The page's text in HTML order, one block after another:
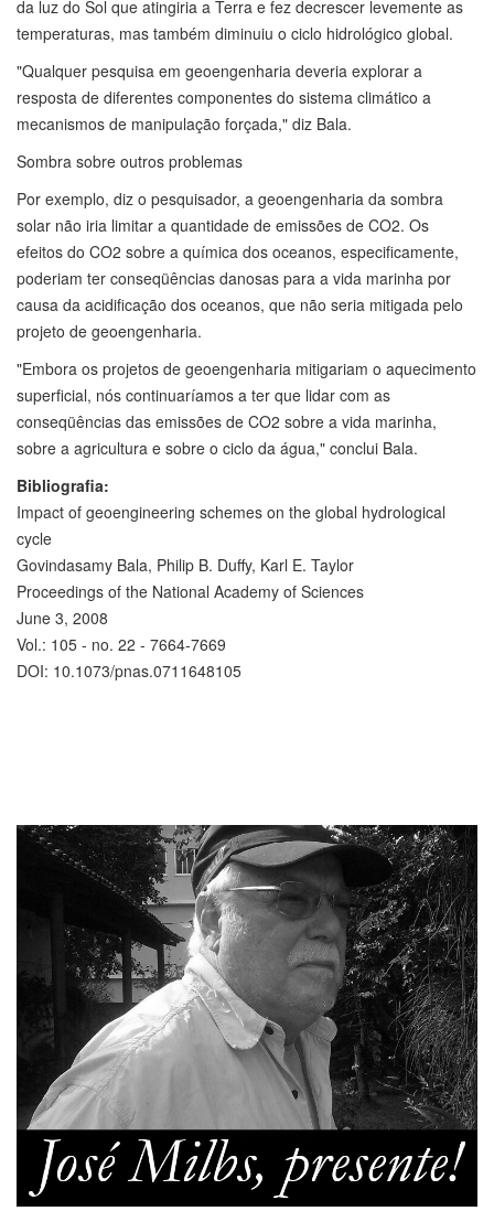
da luz do Sol que atingiria a Terra e fez decrescer levemente as
temperaturas, mas também diminuiu o ciclo hidrológico global.
"Qualquer pesquisa em geoengenharia deveria explorar a
resposta de diferentes componentes do sistema climático a
mecanismos de manipulação forçada," diz Bala.
Sombra sobre outros problemas
Por exemplo, diz o pesquisador, a geoengenharia da sombra
solar não iria limitar a quantidade de emissões de CO2. Os
efeitos do CO2 sobre a química dos oceanos, especificamente,
poderiam ter conseqüências danosas para a vida marinha por
causa da acidificação dos oceanos, que não seria mitigada pelo
projeto de geoengenharia.
"Embora os projetos de geoengenharia mitigariam o aquecimento
superficial, nós continuaríamos a ter que lidar com as
conseqüências das emissões de CO2 sobre a vida marinha,
sobre a agricultura e sobre o ciclo da água," conclui Bala.
Bibliografia:
Impact of geoengineering schemes on the global hydrological
cycle
Govindasamy Bala, Philip B. Duffy, Karl E. Taylor
Proceedings of the National Academy of Sciences
June 3, 2008
Vol.: 105 - no. 22 - 7664-7669
DOI: 10.1073/pnas.0711648105